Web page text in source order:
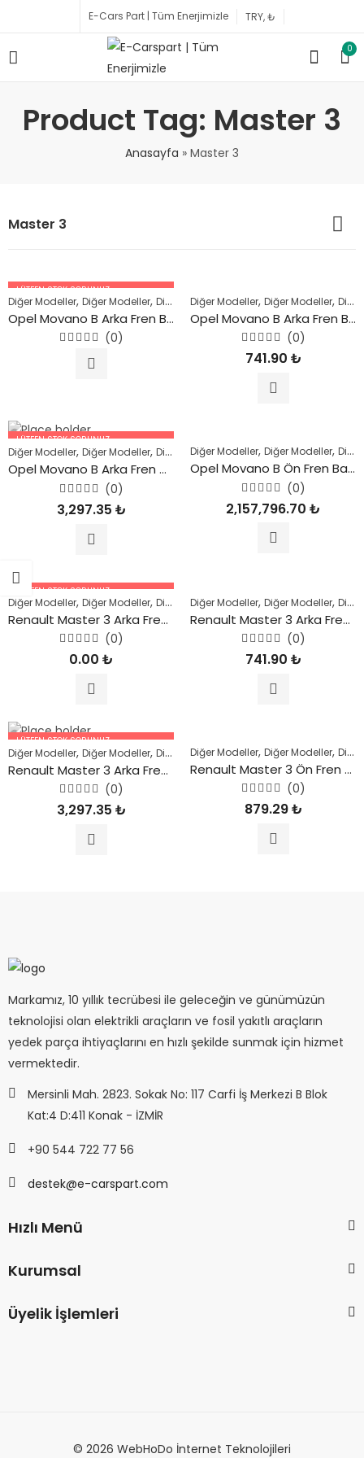
E-Cars Part | Tüm Enerjimizle
0
Product Tag: Master 3
Anasayfa » Master 3
Master 3
LÜTFEN STOK SORUNUZ.
05447227756
Diğer Modeller, Diğer Modeller, Diğer Modeller ,Fosil Yakıtlı Araçlar,OPEL,
Opel Movano B Arka Fren Balatası 2010 ve Sonrası
üzerinden
(0)
Diğer Modeller, Diğer Modeller, Diğer Modeller
Opel Movano B Arka Fren Balatası 2010 ve Sonrası
5
üzerinden
(0)
741.90 ₺
LÜTFEN STOK SORUNUZ.
05447227756
Diğer Modeller, Diğer Modeller, Diğer Modeller ,Fosil Yakıtlı Araçlar,OPEL,
Opel Movano B Arka Fren Disk Takımı Önden Çeker 2011 ve Sonrası
5
üzerinden
(0)
3,297.35 ₺
Diğer Modeller, Diğer Modeller, Diğer Modeller
Opel Movano B Ön Fren Balatası 2010 ve Sonrası
5
üzerinden
(0)
2,157,796.70 ₺
LÜTFEN STOK SORUNUZ.
05447227756
Diğer Modeller, Diğer Modeller, Diğer Modeller ,Fosil Yakıtlı Araçlar,OPEL,
Renault Master 3 Arka Fren Balatası 2010 ve Sonrası
üzerinden
(0)
0.00 ₺
Diğer Modeller, Diğer Modeller, Diğer Modeller
Renault Master 3 Arka Fren Balatası 2010 ve Sonrası
5
üzerinden
(0)
741.90 ₺
LÜTFEN STOK SORUNUZ.
05447227756
Diğer Modeller, Diğer Modeller, Diğer Modeller ,Fosil Yakıtlı Araçlar,OPEL,
Renault Master 3 Arka Fren Disk Takımı Önden Çeker 2011 ve Sonrası
5
üzerinden
(0)
3,297.35 ₺
Diğer Modeller, Diğer Modeller, Diğer Modeller
Renault Master 3 Ön Fren Balatası 2010 ve Sonrası
5
üzerinden
(0)
879.29₺
Markamız, 10 yıllık tecrübesi ile geleceğin ve günümüzün
teknolojisi olan elektrikli araçların ve fosil yakıtlı araçların
yedek parça ihtiyaçlarını en hızlı şekilde sunmak için hizmet
vermektedir.
Mersinli Mah. 2823. Sokak No: 117 Carfi İş Merkezi B Blok
Kat:4 D:411 Konak - İZMİR
+90 544 722 77 56
destek@e-carspart.com
Hızlı Menü
Kurumsal
Üyelik İşlemleri
© 2026 WebHoDo İnternet Teknolojileri